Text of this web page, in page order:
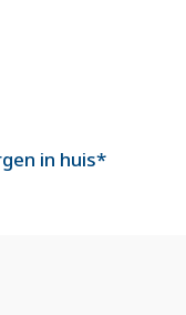
in huis*